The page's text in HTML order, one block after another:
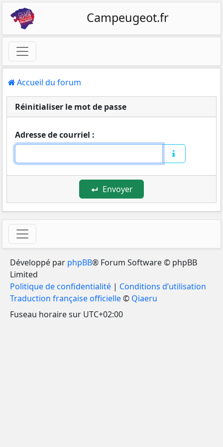
Campeugeot.fr
Accueil du forum
Réinitialiser le mot de passe
Adresse de courriel :
Envoyer
Développé par phpBB® Forum Software © phpBB
Limited
Politique de confidentialité | Conditions d’utilisation
Traduction française officielle© Qiaeru
Fuseau horaire sur UTC+02:00